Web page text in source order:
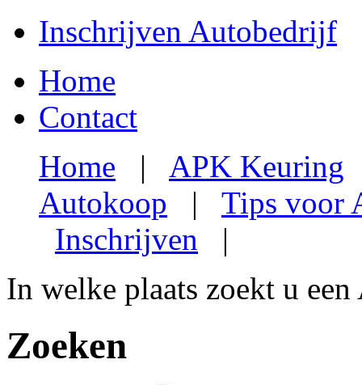
Inschrijven Autobedrijf
Home
Contact
Home | APK Keuring
Autokoop | Tips voor
Inschrijven |
In welke plaats zoekt u
Zoeken